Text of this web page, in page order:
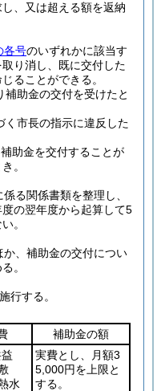
、又は超える額を返納
各号のいずれかに該当す
り消し、既に交付した
ることができる。
助金の交付を受けたと
く市長の指示に違反した
助金を交付することが
。
る関係書類を整理し、
の翌年度から起算して5
。
、補助金の交付につい
。
行する。
補助金の額
水
実費とし、月額3
5,000円を上限と
する。